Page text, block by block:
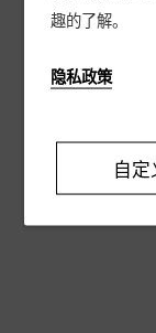
趣的了解。
隐私政策
自定